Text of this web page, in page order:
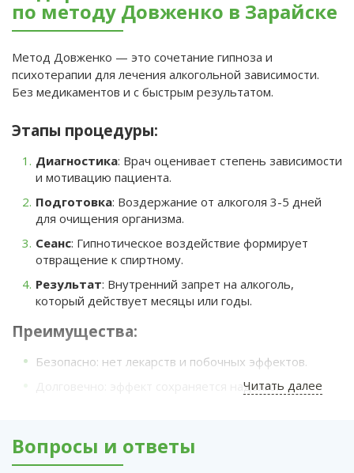
по методу Довженко в Зарайске
Метод Довженко — это сочетание гипноза и
психотерапии для лечения алкогольной зависимости.
Без медикаментов и с быстрым результатом.
Этапы процедуры:
Диагностика: Врач оценивает степень зависимости
и мотивацию пациента.
Подготовка: Воздержание от алкоголя 3-5 дней
для очищения организма.
Сеанс: Гипнотическое воздействие формирует
отвращение к спиртному.
Результат: Внутренний запрет на алкоголь,
который действует месяцы или годы.
Преимущества:
Безопасно: нет лекарств и побочных эффектов.
Долговечно: эффект сохраняется надолго.
Кому подходит:
Читать далее
Вопросы и ответы